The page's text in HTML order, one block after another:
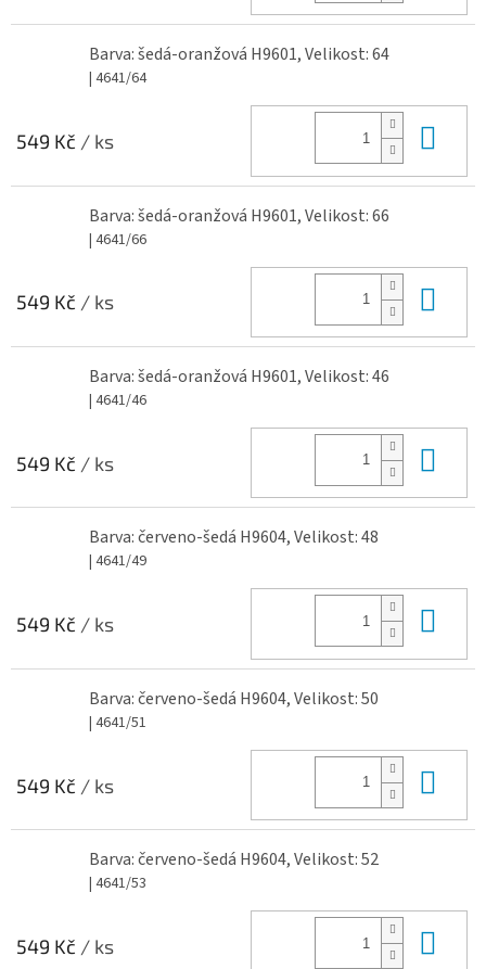
Barva: šedá-oranžová H9601, Velikost: 64
| 4641/64
549 Kč / ks
Barva: šedá-oranžová H9601, Velikost: 66
| 4641/66
549 Kč / ks
Barva: šedá-oranžová H9601, Velikost: 46
| 4641/46
549 Kč / ks
Barva: červeno-šedá H9604, Velikost: 48
| 4641/49
549 Kč / ks
Barva: červeno-šedá H9604, Velikost: 50
| 4641/51
549 Kč / ks
Barva: červeno-šedá H9604, Velikost: 52
| 4641/53
549 Kč / ks